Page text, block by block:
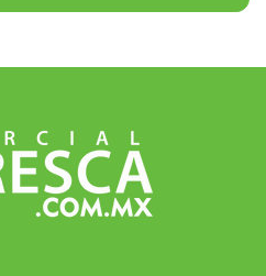
5 a 7 días hábiles
o más.
florescaoficial/